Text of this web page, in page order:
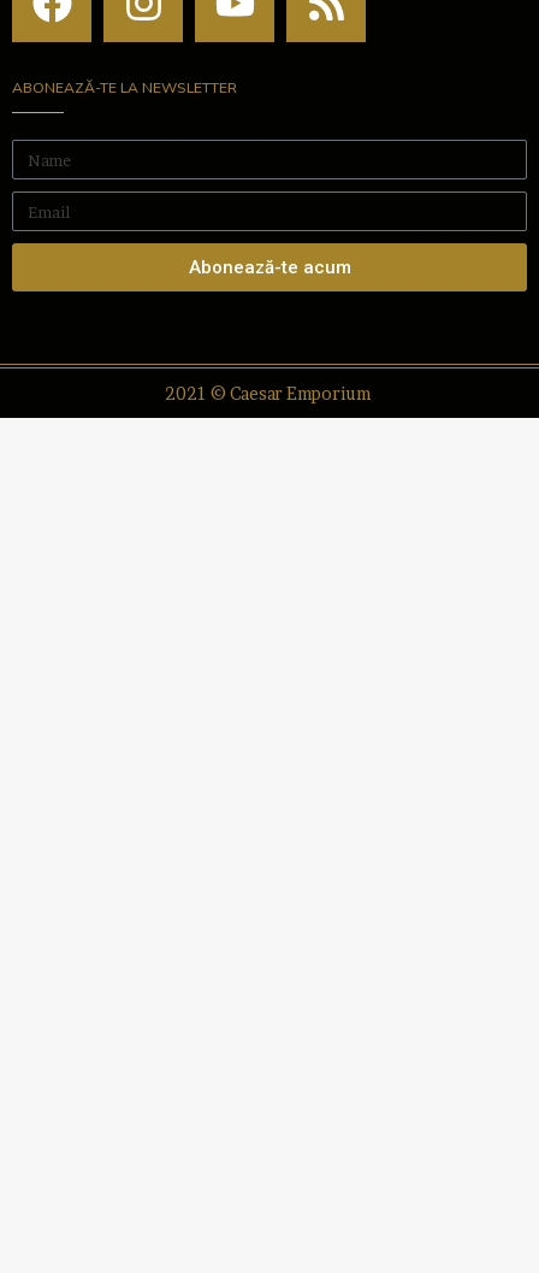
ABONEAZĂ-TE LA NEWSLETTER
Abonează-te acum
2021 © Caesar Emporium